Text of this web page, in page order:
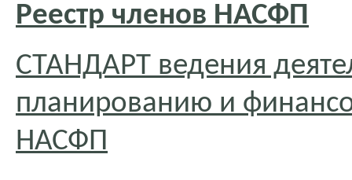
Реестр членов НАСФП
СТАНДАРТ ведения
планированию и
НАСФП